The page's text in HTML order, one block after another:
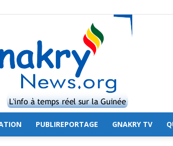
PUBLIREPORTAGE GNAKRY TV